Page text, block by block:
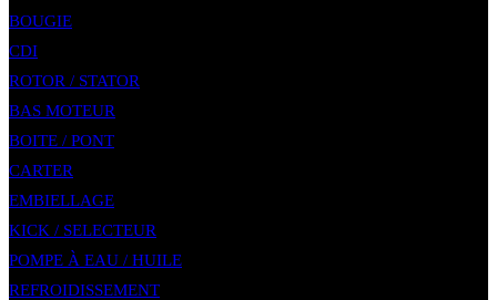
BOUGIE
CDI
ROTOR / STATOR
BAS MOTEUR
BOITE / PONT
CARTER
EMBIELLAGE
KICK / SELECTEUR
POMPE À EAU / HUILE
REFROIDISSEMENT